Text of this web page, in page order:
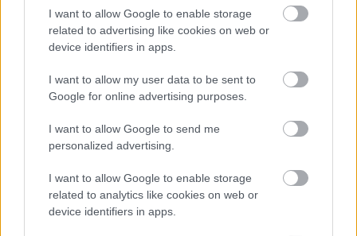
I want to allow Google to enable storage
related to advertising like cookies on web or
device identifiers in apps.
I want to allow my user data to be sent to
Google for online advertising purposes.
I want to allow Google to send me
personalized advertising.
I want to allow Google to enable storage
related to analytics like cookies on web or
device identifiers in apps.